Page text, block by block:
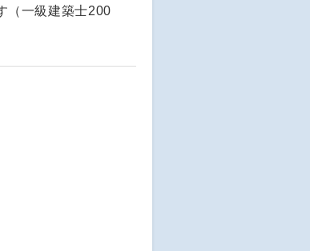
（一級建築士200